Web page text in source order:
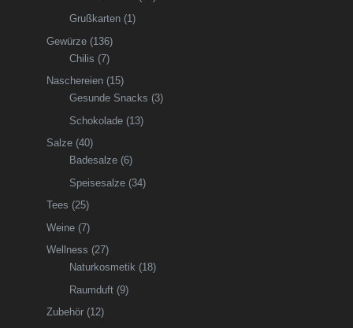
Grußkarten (1)
Gewürze (136)
Chilis (7)
Naschereien (15)
Gesunde Snacks (3)
Schokolade (13)
Salze (40)
Badesalze (6)
Speisesalze (34)
Tees (25)
Weine (7)
Wellness (27)
Naturkosmetik (18)
Raumduft (9)
Zubehör (12)